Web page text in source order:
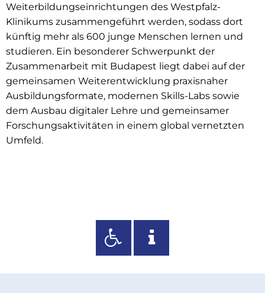
Weiterbildungseinrichtungen des Westpfalz-
Klinikums zusammengeführt werden, sodass dort
künftig mehr als 600 junge Menschen lernen und
studieren. Ein besonderer Schwerpunkt der
Zusammenarbeit mit Budapest liegt dabei auf der
gemeinsamen Weiterentwicklung praxisnaher
Ausbildungsformate, modernen Skills-Labs sowie
dem Ausbau digitaler Lehre und gemeinsamer
Forschungsaktivitäten in einem global vernetzten
Umfeld.